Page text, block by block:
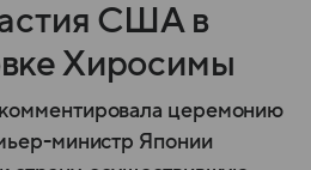
США в
Хиросимы
церемонию
министр Японии